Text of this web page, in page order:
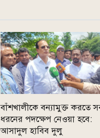
বাঁশখালীকে বন্যামুক্ত করতে
ধরনের পদক্ষেপ নেওয়া হবে:
আসাদুল হাবিব দুলু